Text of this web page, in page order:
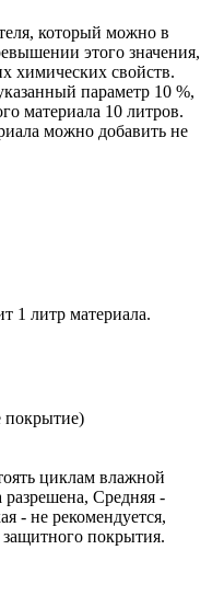
который можно в
этого значения,
химических свойств.
параметр 10 %,
материала 10 литров.
можно добавить не
1 литр материала.
покрытие)
циклам влажной
Средняя -
- не рекомендуется,
защитного покрытия.